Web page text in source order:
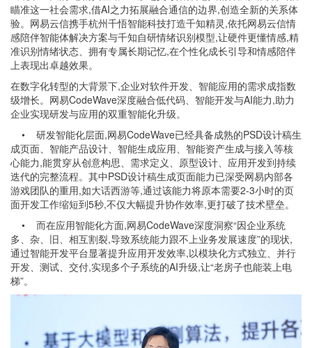
瞄准这一社会需求,借AI之力拓展融合通信的边界,创造全新的关系体
验。网易云信携手杭州千悟智能科技打造千知精灵,依托网易云信情
感陪伴智能体解决方案与千知自研情绪识别模型,让硬件更懂情感,精
准识别情绪状态、拥有专属长期记忆,在个性化成长引导和情感陪伴
上表现出卓越效果。
在数字化转型的大背景下,企业对软件开发、智能应用的需求成指数
级增长。网易CodeWave深度融合低代码、智能开发与AI能力,助力
企业实现研发与应用的双重智能化升级。
• 研发智能化层面,网易CodeWave已经具备成熟的PSD设计稿生
成页面、智能产品设计、智能生成应用、智能资产生成与接入等核
心能力,能贯穿从创意构思、需求定义、原型设计、应用开发到持续
迭代的完整流程。其中PSD设计稿生成页面能力已深受网易内部各
游戏团队的重用,如大话西游等,通过该能力将原本需要2-3小时的页
面开发工作缩短到5秒,不仅大幅提升协作效率,更打破了技术壁垒。
• 而在应用智能化方面,网易CodeWave深度洞察“因企业系统
多、杂、旧、相互割裂,导致系统能力跟不上业务发展速度”的现状,
通过智能开发平台显著提升应用开发效率,以模块化方式独立、并行
开发、测试、交付,实现多个子系统的AI升级,让“老房子也能装上电
梯”。